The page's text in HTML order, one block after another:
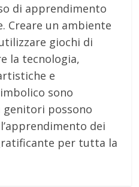
di apprendimento
Creare un ambiente
giochi di
la tecnologia,
e
sono
genitori possono
dei
per tutta la